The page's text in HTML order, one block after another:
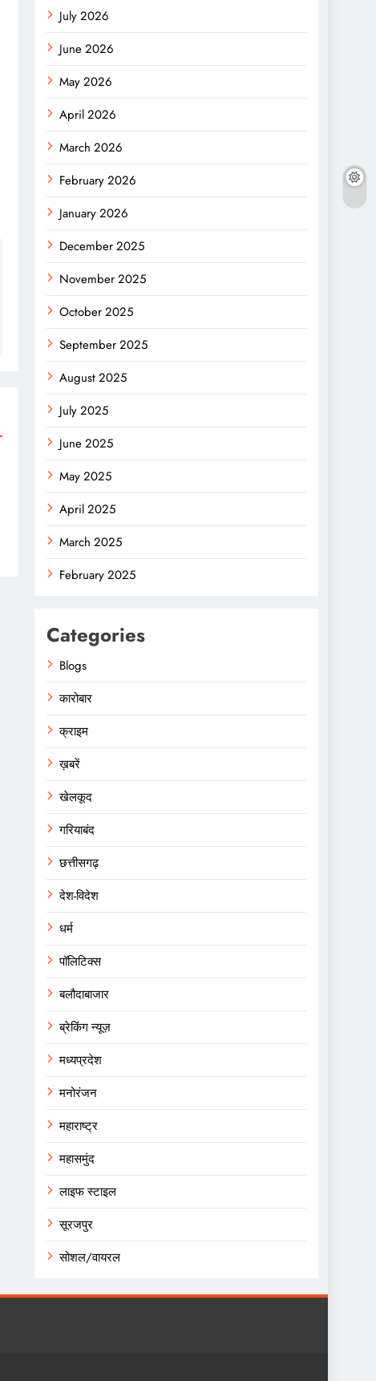
July 2026
June 2026
May 2026
April 2026
March 2026
February 2026
January 2026
December 2025
November 2025
October 2025
September 2025
August 2025
July 2025
June 2025
May 2025
April 2025
March 2025
February 2025
Categories
Blogs
कारोबार
क्राइम
ख़बरें
खेलकूद
गरियाबंद
छत्तीसगढ़
देश-विदेश
धर्म
पॉलिटिक्स
बलौदाबाजार
ब्रेकिंग न्यूज़
मध्यप्रदेश
मनोरंजन
महाराष्ट्र
महासमुंद
लाइफ स्टाइल
सूरजपुर
सोशल/वायरल